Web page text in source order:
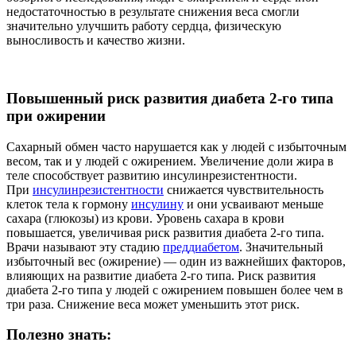
недостаточностью в результате снижения веса смогли
значительно улучшить работу сердца, физическую
выносливость и качество жизни.
Повышенный риск развития диабета 2-го типа
при ожирении
Сахарный обмен часто нарушается как у людей с избыточным
весом, так и у людей с ожирением. Увеличение доли жира в
теле способствует развитию инсулинрезистентности.
При инсулинрезистентности снижается чувствительность
клеток тела к гормону инсулину и они усваивают меньше
сахара (глюкозы) из крови. Уровень сахара в крови
повышается, увеличивая риск развития диабета 2-го типа.
Врачи называют эту стадию преддиабетом. Значительный
избыточный вес (ожирение) — один из важнейших факторов,
влияющих на развитие диабета 2-го типа. Риск развития
диабета 2-го типа у людей с ожирением повышен более чем в
три раза. Снижение веса может уменьшить этот риск.
Полезно знать: